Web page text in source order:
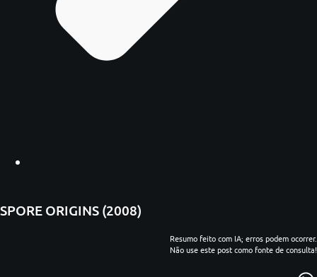
SPORE ORIGINS (2008)
Resumo feito com IA; erros podem ocorrer.
Não use este post como fonte de consulta!